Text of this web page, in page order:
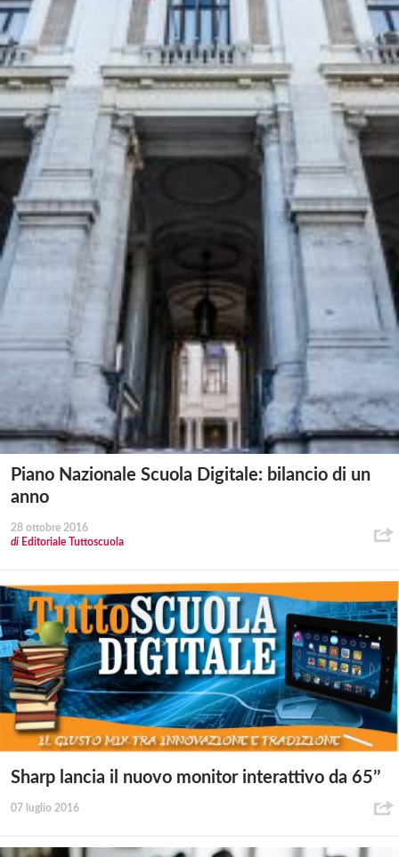
Piano Nazionale Scuola Digitale: bilancio di un
anno
28 ottobre 2016
di Editoriale Tuttoscuola
Sharp lancia il nuovo monitor interattivo da 65’’
07 luglio 2016